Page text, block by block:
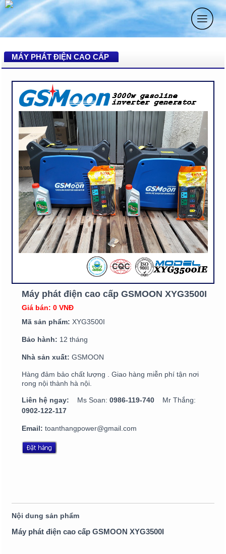
MÁY PHÁT ĐIỆN CAO CẤP
Máy phát điện cao cấp GSMOON XYG3500I
Giá bán: 0 VNĐ
Mã sản phẩm: XYG3500I
Bảo hành: 12 tháng
Nhà sản xuất: GSMOON
Hàng đảm bảo chất lượng . Giao hàng miễn phí tận nơi
rong nội thành hà nội.
Liên hệ ngay: Ms Soan: 0986-119-740 Mr Thắng:
0902-122-117
Email: toanthangpower@gmail.com
Nội dung sản phẩm
Máy phát điện cao cấp GSMOON XYG3500I